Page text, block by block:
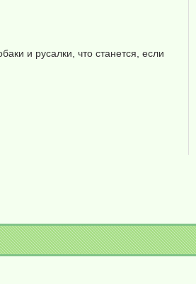
и русалки, что станется, если